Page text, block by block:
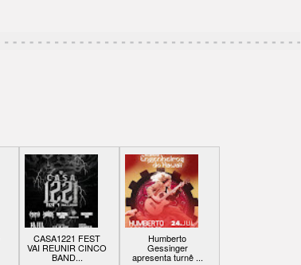
CASA1221 FEST
VAI REUNIR CINCO
BAND...
Humberto
Gessinger
apresenta turnê ...